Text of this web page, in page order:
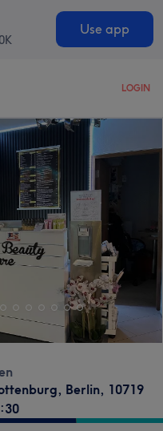
Use app
LOGIN
, Berlin, 10719